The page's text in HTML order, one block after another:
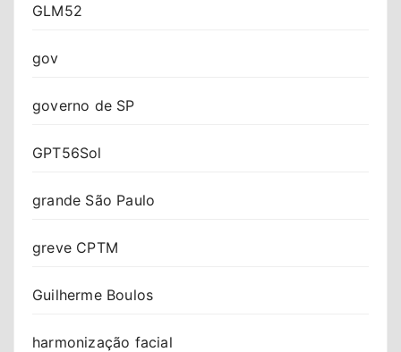
GLM52
gov
governo de SP
GPT56Sol
grande São Paulo
greve CPTM
Guilherme Boulos
harmonização facial